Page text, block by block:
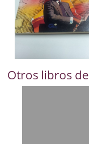
Novela fantástica
Novela histórica
Novela romántica
Otros libros de